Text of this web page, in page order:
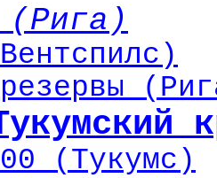
(Рига)
(Тукумс)